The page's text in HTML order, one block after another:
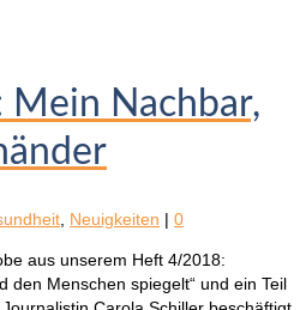
Mein Nachbar,
Neuigkeiten | 0
aus unserem Heft 4/2018:
den Menschen spiegelt“ und ein Teil